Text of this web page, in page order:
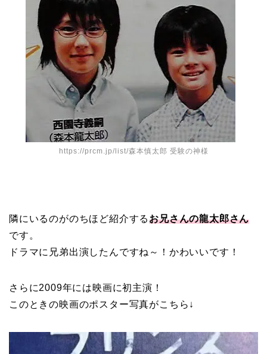
https://prcm.jp/list/森本慎太郎 受験の神様
隣にいるのがのちほど紹介するお兄さんの龍太郎さん
です。
ドラマに兄弟出演したんですね～！かわいいです！
さらに2009年には映画に初主演！
このときの映画のポスター写真がこちら↓